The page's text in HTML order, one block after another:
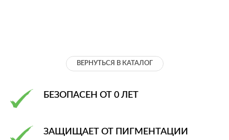
ВЕРНУТЬСЯ В КАТАЛОГ
БЕЗОПАСЕН ОТ 0 ЛЕТ
ЗАЩИЩАЕТ ОТ ПИГМЕНТАЦИИ